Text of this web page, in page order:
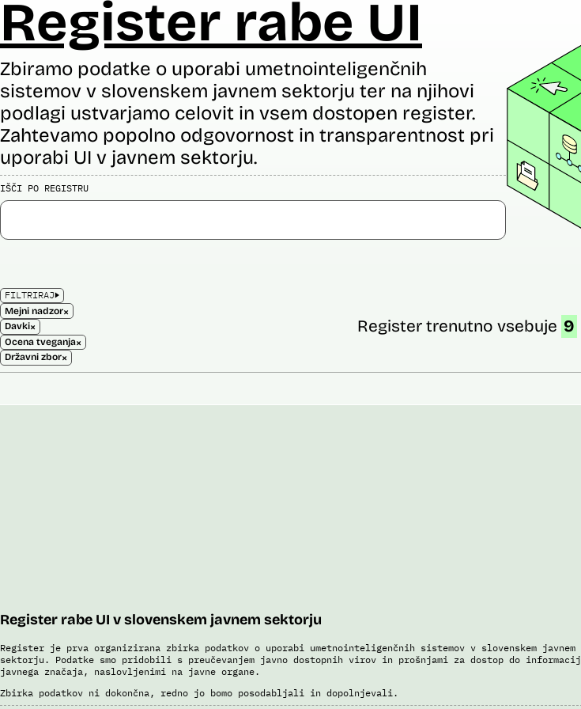
Register rabe UI
Zbiramo podatke o uporabi umetnointeligenčnih
sistemov v slovenskem javnem sektorju ter na njihovi
podlagi ustvarjamo celovit in vsem dostopen register.
Zahtevamo popolno odgovornost in transparentnost pri
uporabi UI v javnem sektorju.
IŠČI PO REGISTRU
FILTRIRAJ
Mejni nadzor×
Davki×
Ocena tveganja×
Državni zbor×
Register trenutno vsebuje 9
Register rabe UI v slovenskem javnem sektorju
Register je prva organizirana zbirka podatkov o uporabi umetnointeligenčnih sistemov v slovenskem javnem
sektorju. Podatke smo pridobili s preučevanjem javno dostopnih virov in prošnjami za dostop do informacij
javnega značaja, naslovljenimi na javne organe.
Zbirka podatkov ni dokončna, redno jo bomo posodabljali in dopolnjevali.